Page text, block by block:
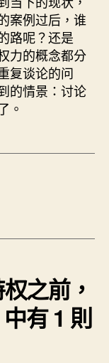
案例过后，谁
路呢？还是
力的概念都分
复谈论的问
的情景：讨论
。
之前，
有 1 則